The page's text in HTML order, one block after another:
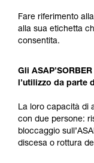
Fare riferimento
alla sua etichetta
consentita.
Gli
l’utilizzo da parte
La loro capacità di
con due persone:
bloccaggio
discesa o rottura